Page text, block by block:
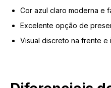
Cor azul claro moderna e
Excelente opção de
Visual discreto na frente e